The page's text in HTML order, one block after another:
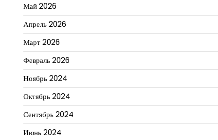
Май 2026
Апрель 2026
Март 2026
Февраль 2026
Ноябрь 2024
Октябрь 2024
Сентябрь 2024
Июнь 2024